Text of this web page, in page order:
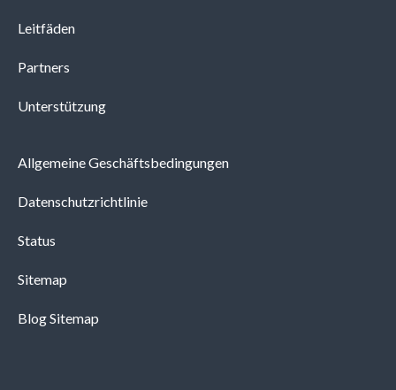
Leitfäden
Partners
Unterstützung
Allgemeine Geschäftsbedingungen
Datenschutzrichtlinie
Status
Sitemap
Blog Sitemap